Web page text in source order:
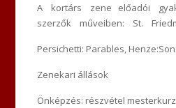
A kortárs zene előadói
szerzők műveiben: St.
Persichetti: Parables,
Zenekari állások
Önképzés: részvétel